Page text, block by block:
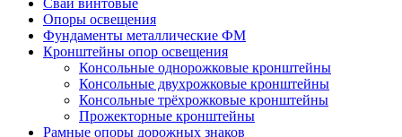
Опоры освещения
Фундаменты металлические ФМ
Кронштейны опор освещения
Консольные однорожковые кронштейны
Консольные двухрожковые кронштейны
Консольные трёхрожковые кронштейны
Прожекторные кронштейны
Рамные опоры дорожных знаков